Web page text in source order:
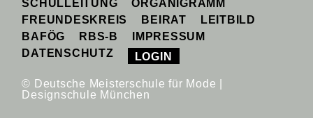
SCHULLEITUNG
ORGANIGRAMM
FREUNDESKREIS
BEIRAT
LEITBILD
BAFÖG
RBS-B
IMPRESSUM
DATENSCHUTZ
LOGIN
© Deutsche Meisterschule für Mode |
Designschule München